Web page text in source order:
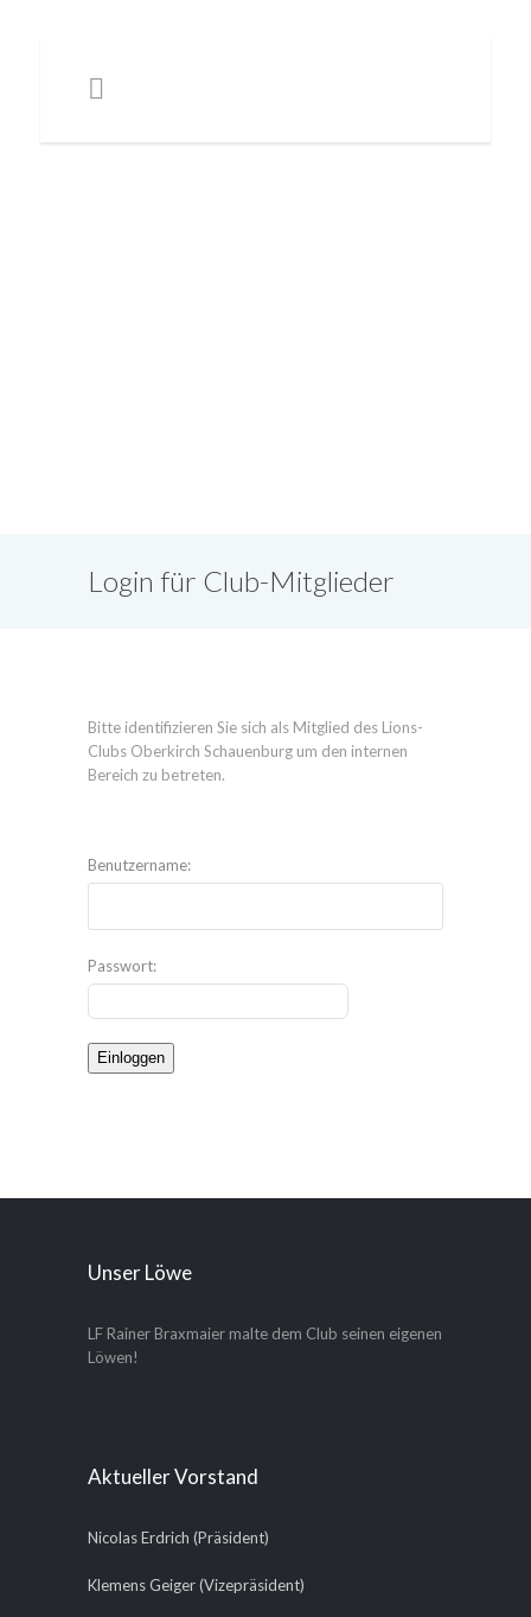
Login für Club-Mitglieder
Bitte identifizieren Sie sich als Mitglied des Lions-
Clubs Oberkirch Schauenburg um den internen
Bereich zu betreten.
Benutzername:
Passwort:
Unser Löwe
LF Rainer Braxmaier malte dem Club seinen eigenen
Löwen!
Aktueller Vorstand
Nicolas Erdrich (Präsident)
Klemens Geiger (Vizepräsident)